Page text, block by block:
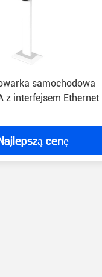
samochodowa
z interfejsem Ethernet
Najlepszą cenę